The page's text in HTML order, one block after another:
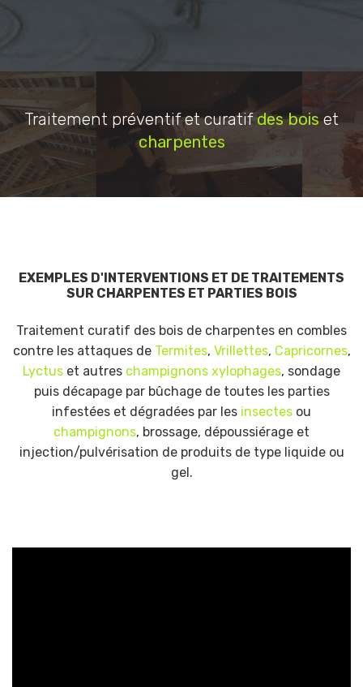
Traitement préventif et curatifdes boiset
charpentes
EXEMPLES D'INTERVENTIONS ET DE TRAITEMENTS
SUR CHARPENTES ET PARTIES BOIS
Traitement curatif des bois de charpentes en combles
contre les attaques de Termites, Vrillettes, Capricornes,
Lyctus et autres champignons xylophages, sondage
puis décapage par bûchage de toutes les parties
infestées et dégradées par les insectes ou
champignons, brossage, dépoussiérage et
injection/pulvérisation de produits de type liquide ou
gel.